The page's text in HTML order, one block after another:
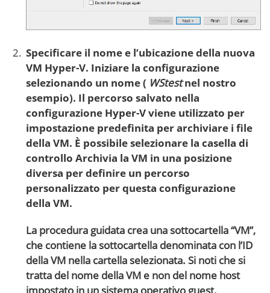
Specificare il nome e l’ubicazione della nuova
VM Hyper-V. Iniziare la configurazione
selezionando un nome ( WStestnel nostro
esempio). Il percorso salvato nella
configurazione Hyper-V viene utilizzato per
impostazione predefinita per archiviare i file
della VM. È possibile selezionare la casella di
controllo Archivia la VM in una posizione
diversa per definire un percorso
personalizzato per questa configurazione
della VM.
La procedura guidata crea una sottocartella “VM”,
che contiene la sottocartella denominata con l’ID
della VM nella cartella selezionata. Si noti che si
tratta del nome della VM e non del nome host